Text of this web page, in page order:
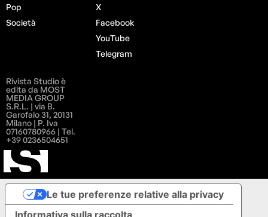
Pop
Società
X
Facebook
YouTube
Telegram
Rivista Studio è
edita da MOST
MEDIA GROUP
S.R.L. | via B.
Garofalo 31, 20131
Milano | P. Iva
07160780966 | Tel.
+39 0236504651
Informativa sulla raccolta
Le tue preferenze relative alla privacy